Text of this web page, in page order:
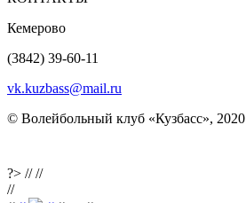
Кемерово
(3842) 39-60-11
vk.kuzbass@mail.ru
© Волейбольный клуб «Кузбасс», 2020
?> ////
//